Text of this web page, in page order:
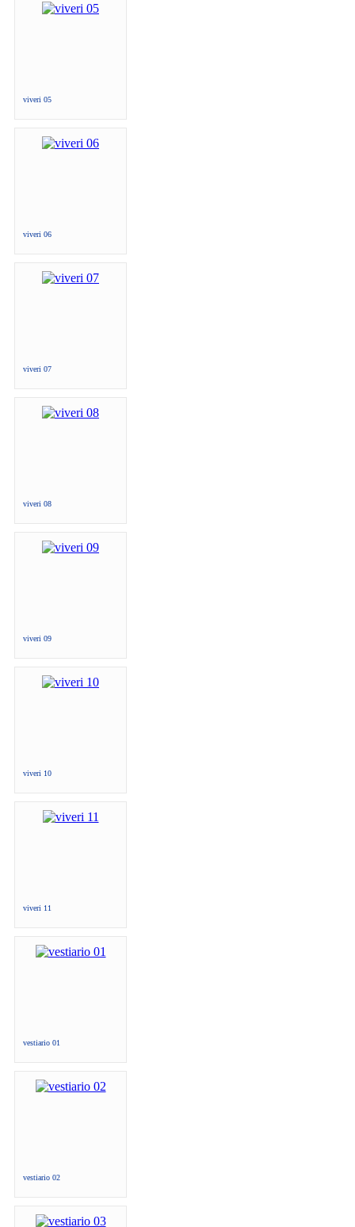
viveri 05
viveri 06
viveri 07
viveri 08
viveri 09
viveri 10
viveri 11
vestiario 01
vestiario 02